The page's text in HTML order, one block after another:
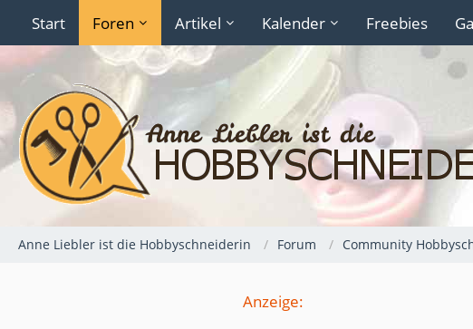
Start Foren Artikel Kalender Freebies
Anne Liebler ist die Hobbyschneiderin Forum Community
Anzeige: